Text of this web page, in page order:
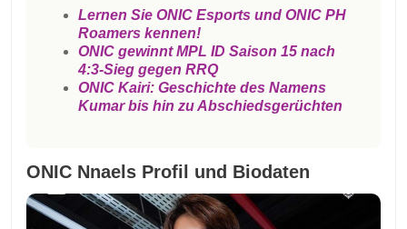
Lernen Sie ONIC Esports und ONIC PH
Roamers kennen!
ONIC gewinnt MPL ID Saison 15 nach
4:3-Sieg gegen RRQ
ONIC Kairi: Geschichte des Namens
Kumar bis hin zu Abschiedsgerüchten
ONIC Nnaels Profil und Biodaten